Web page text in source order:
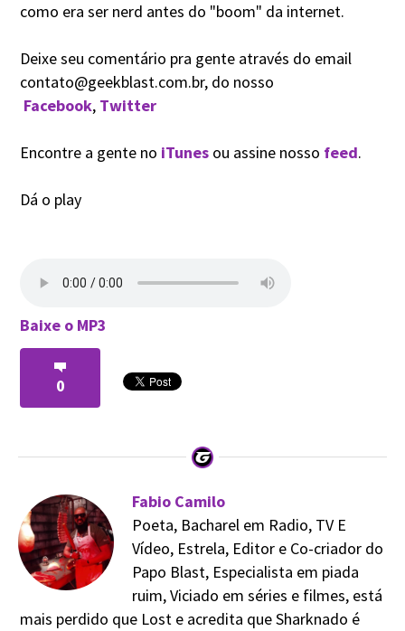
como era ser nerd antes do "boom" da internet.
Deixe seu comentário pra gente através do email
contato@geekblast.com.br, do nosso
Facebook, Twitter
Encontre a gente no iTunes ou assine nosso feed.
Dá o play
Baixe o MP3
0
Fabio Camilo
Poeta, Bacharel em Radio, TV E
Vídeo, Estrela, Editor e Co-criador do
Papo Blast, Especialista em piada
ruim, Viciado em séries e filmes, está
mais perdido que Lost e acredita que Sharknado é